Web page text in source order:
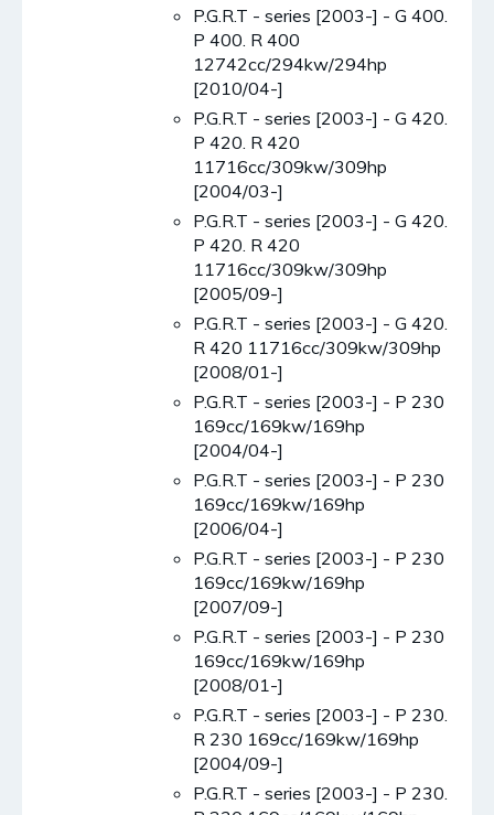
P.G.R.T - series [2003-] - G 400.
P 400. R 400
12742cc/294kw/294hp
[2010/04-]
P.G.R.T - series [2003-] - G 420.
P 420. R 420
11716cc/309kw/309hp
[2004/03-]
P.G.R.T - series [2003-] - G 420.
P 420. R 420
11716cc/309kw/309hp
[2005/09-]
P.G.R.T - series [2003-] - G 420.
R 420 11716cc/309kw/309hp
[2008/01-]
P.G.R.T - series [2003-] - P 230
169cc/169kw/169hp
[2004/04-]
P.G.R.T - series [2003-] - P 230
169cc/169kw/169hp
[2006/04-]
P.G.R.T - series [2003-] - P 230
169cc/169kw/169hp
[2007/09-]
P.G.R.T - series [2003-] - P 230
169cc/169kw/169hp
[2008/01-]
P.G.R.T - series [2003-] - P 230.
R 230 169cc/169kw/169hp
[2004/09-]
P.G.R.T - series [2003-] - P 230.